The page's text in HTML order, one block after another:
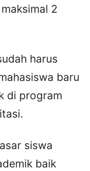
2
harus
baru
di program
siswa
baik